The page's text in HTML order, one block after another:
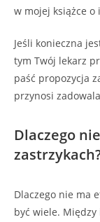
w mojej książce
Jeśli konieczna
tym Twój lekarz
paść propozycja
przynosi
Dlaczego
Dlaczego nie ma
być wiele.